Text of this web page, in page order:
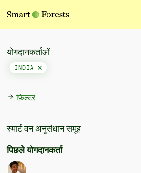
फ़िल्टर
योगदानकर्ताओं
INDIA
स्मार्ट वन अनुसंधान समूह
पिछले योगदानकर्ता